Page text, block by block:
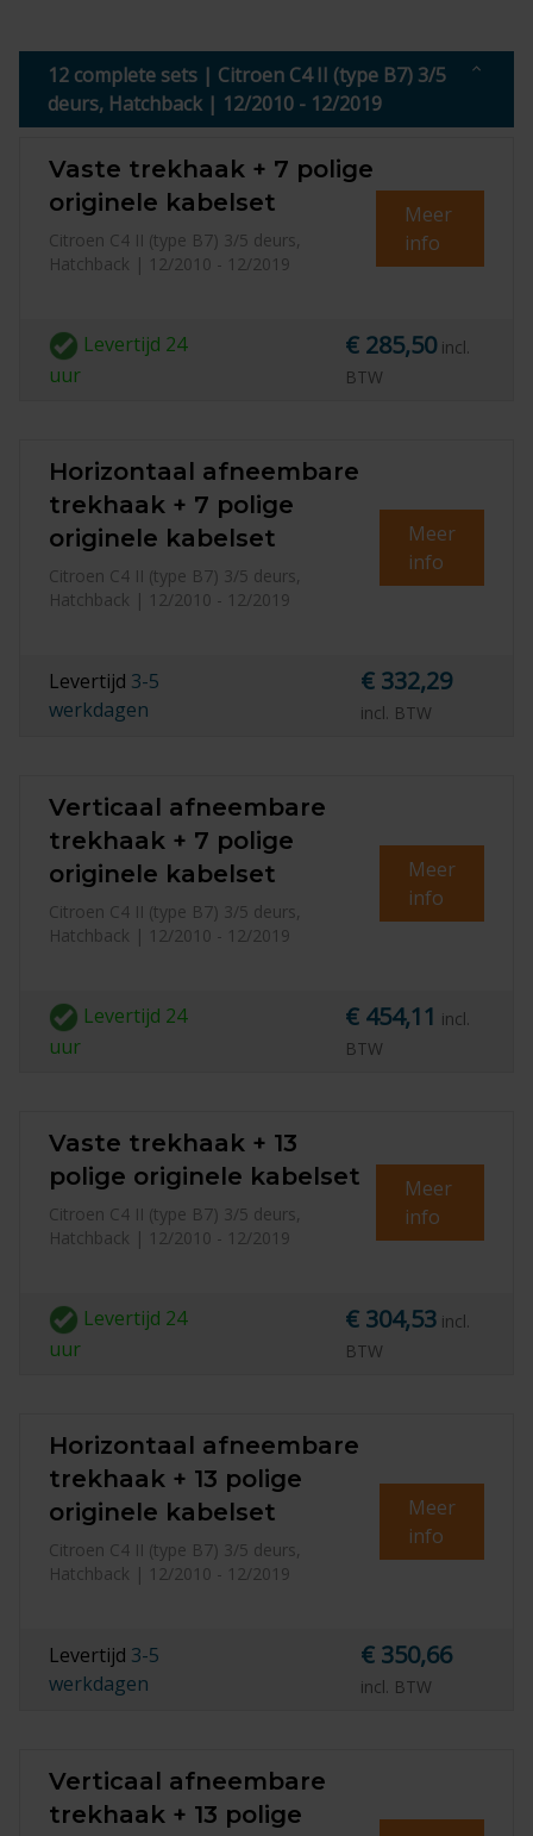
12 complete sets | Citroen C4 II (type B7) 3/5
deurs, Hatchback | 12/2010 - 12/2019
Vaste trekhaak + 7 polige
originele kabelset
Citroen C4 II (type B7) 3/5 deurs,
Hatchback | 12/2010 - 12/2019
Meer
info
Levertijd 24
uur
€ 285,50 incl.
BTW
Horizontaal afneembare
trekhaak + 7 polige
originele kabelset
Citroen C4 II (type B7) 3/5 deurs,
Hatchback | 12/2010 - 12/2019
Meer
info
Levertijd 3-5
werkdagen
€ 332,29
incl. BTW
Verticaal afneembare
trekhaak + 7 polige
originele kabelset
Citroen C4 II (type B7) 3/5 deurs,
Hatchback | 12/2010 - 12/2019
Meer
info
Levertijd 24
uur
€ 454,11 incl.
BTW
Vaste trekhaak + 13
polige originele kabelset
Citroen C4 II (type B7) 3/5 deurs,
Hatchback | 12/2010 - 12/2019
Meer
info
Levertijd 24
uur
€ 304,53 incl.
BTW
Horizontaal afneembare
trekhaak + 13 polige
originele kabelset
Citroen C4 II (type B7) 3/5 deurs,
Hatchback | 12/2010 - 12/2019
Meer
info
Levertijd 3-5
werkdagen
€ 350,66
incl. BTW
Verticaal afneembare
trekhaak + 13 polige